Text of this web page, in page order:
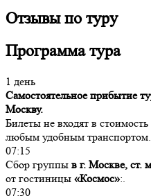
Отзывы по туру
Программа тура
1 день
Самостоятельное прибытие
Москву.
Билеты не входят в
любым удобным транспортом.
07:15
Сбор группы в г. Москве, ст.
от гостиницы «Космос»:.
07:30